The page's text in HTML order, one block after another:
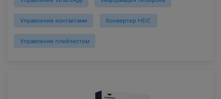
Управление контактами Конвертер HEIC
Управление плейлистом